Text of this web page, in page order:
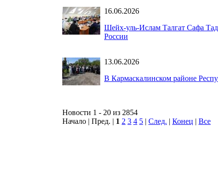
16.06.2026
Шейх-уль-Ислам Талгат Сафа
России
13.06.2026
В Кармаскалинском районе
Новости 1 - 20 из 2854
Начало | Пред. | 1 2 3 4 5 | След. | Конец | Все